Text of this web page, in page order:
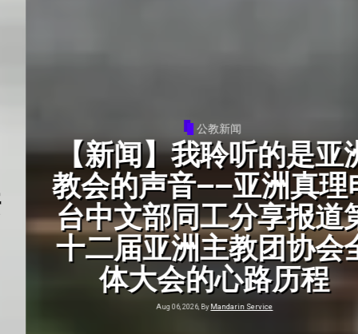
公教新闻
【新闻】我聆听的是亚洲
教会的声音——亚洲真理电
台中文部同工分享报道第
十二届亚洲主教团协会全
体大会的心路历程
Aug 06, 2026, ByMandarin Service